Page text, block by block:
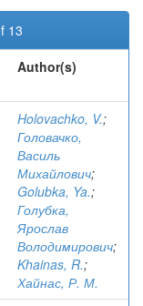
13
Author(s)
Holovachko, V.;
Головачко,
Василь
Михайлович;
Golubka, Ya.;
Голубка,
Ярослав
Володимирович;
Khainas, R.;
Хайнас, Р. М.